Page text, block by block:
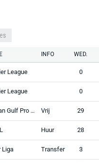
INFO WED.
League 0
League 0
Persian Gulf Pro League Vrij 29
Huur 28
Liga Transfer 3